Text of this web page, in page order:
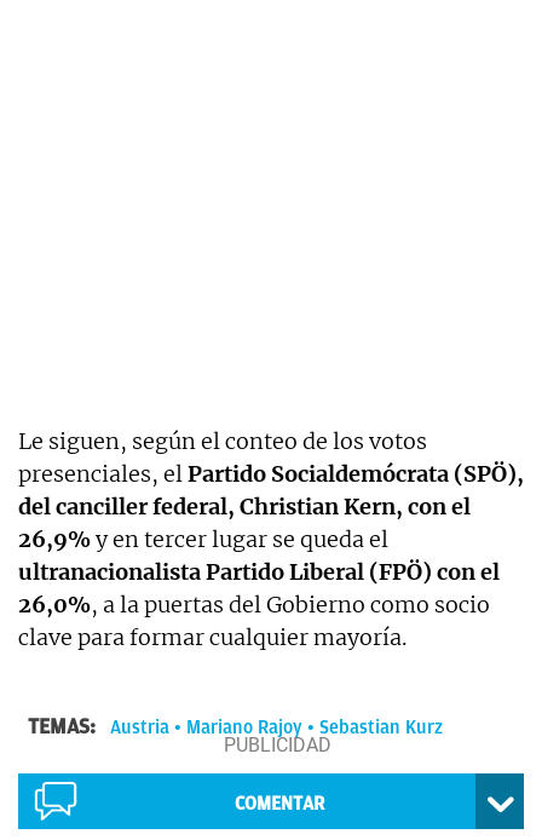
Le siguen, según el conteo de los votos
presenciales, elPartido Socialdemócrata (SPÖ),
del canciller federal, Christian Kern, con el
26,9%y en tercer lugar se queda el
ultranacionalista Partido Liberal (FPÖ) con el
26,0%, a la puertas del Gobierno como socio
clave para formar cualquier mayoría.
TEMAS: Austria Mariano Rajoy Sebastian Kurz
COMENTAR